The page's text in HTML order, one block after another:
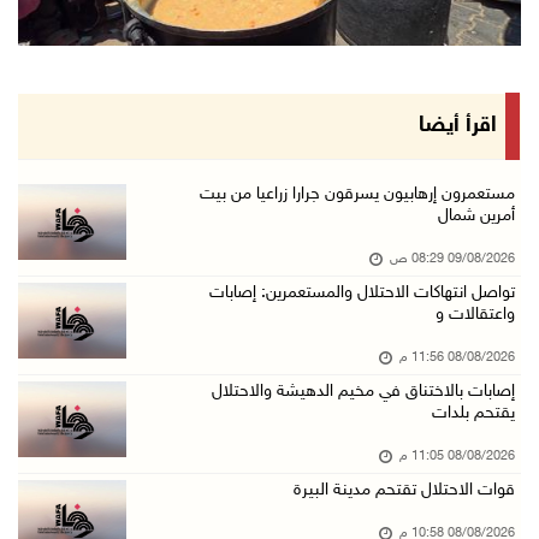
الاحتلال يحتجز مواطنين من طمون ومخيم الفارعة
الاحتلال يقتحم قرية المغير شمال شرق رام الله
مستعمرون يهاجمون مسجدا في بلدة إذنا غرب الخلي ...
08/آب/2026 09:11 م
الاحتلال يقتحم كوبر شمال رام الله
الاحتلال ينصب حواجز طيارة في محيط مخيم طولكرم ...
08/آب/2026 07:56 م
مستعمرون يهاجمون قرية أبو فلاح
08/آب/2026 07:07 م
اقرأ أيضا
مستعمرون إرهابيون يسرقون جرارا زراعيا من بيت
أمرين شمال
09/08/2026 08:29 ص
تواصل انتهاكات الاحتلال والمستعمرين: إصابات
واعتقالات و
08/08/2026 11:56 م
إصابات بالاختناق في مخيم الدهيشة والاحتلال
يقتحم بلدات
08/08/2026 11:05 م
قوات الاحتلال تقتحم مدينة البيرة
08/08/2026 10:58 م